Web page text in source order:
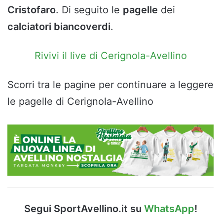
Cristofaro. Di seguito le pagelle dei
calciatori biancoverdi.
Rivivi il live di Cerignola-Avellino
Scorri tra le pagine per continuare a leggere
le pagelle di Cerignola-Avellino
Segui SportAvellino.it su WhatsApp!